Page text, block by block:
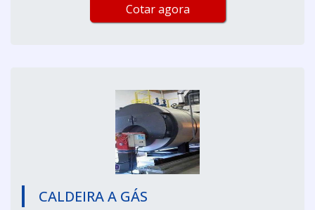
Cotar agora
CALDEIRA A GÁS